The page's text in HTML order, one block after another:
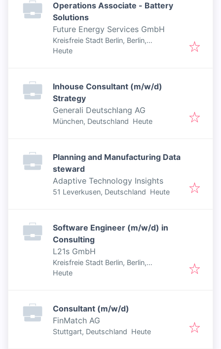
Operations Associate - Battery
Solutions
Future Energy Services GmbH
Kreisfreie Stadt Berlin, Berlin,
Deutschland
Veröffentlicht
Heute
Inhouse Consultant (m/w/d)
Strategy
Generali Deutschlang AG
München, Deutschland Veröffentlicht
Heute
Planning and Manufacturing Data
steward
Adaptive Technology Insights
51 Leverkusen, Deutschland Veröffentlicht:
Heute
Software Engineer (m/w/d) in
Consulting
L21s GmbH
Kreisfreie Stadt Berlin, Berlin,
Deutschland
Veröffentlicht
Heute
Consultant (m/w/d)
FinMatch AG
Stuttgart, Deutschland Veröffentlicht
Heute